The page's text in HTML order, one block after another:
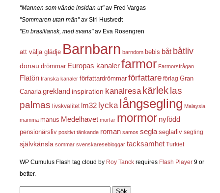
"Mannen som vände insidan ut"av Fred Vargas
"Sommaren utan män"av Siri Hustvedt
"En brasiliansk, med svans"av Eva Rosengren
att välja glädje Barnbarn barndom bebis båt båtliv
donau drömmar Europas kanalerfarmor Farmorsfrågan
Flatön franska kanaler författardrömmar författare förlag Gran
Canaria grekland inspiration kanalresa kärleklas
palmas livskvalitet lm32 lycka långsegling Malaysia
mamma manus Medelhavet morfar mormor nyfödd
pensionärsliv positivt tänkande roman samos segla seglarliv segling
självkänsla sommar svenskaresebloggar tacksamhet Turkiet
WP Cumulus Flash tag cloud by Roy Tanck requires Flash Player 9 or
better.